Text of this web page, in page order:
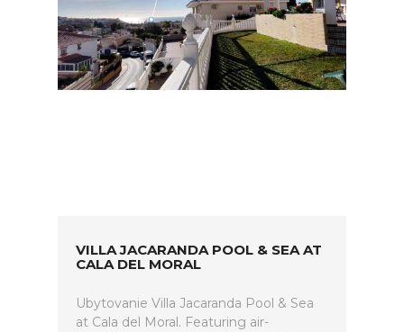
VILLA JACARANDA POOL & SEA AT
CALA DEL MORAL
Ubytovanie Villa Jacaranda Pool & Sea
at Cala del Moral. Featuring air-